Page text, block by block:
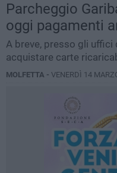
Parcheggio
oggi pagamenti
A breve, presso gli
acquistare carte
MOLFETTA - VENERDÌ 14